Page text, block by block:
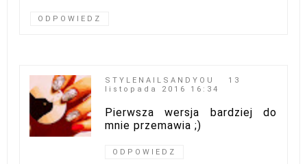
ODPOWIEDZ
STYLENAILSANDYOU
13
listopada 2016 16:34
Pierwsza wersja bardziej do
mnie przemawia ;)
ODPOWIEDZ